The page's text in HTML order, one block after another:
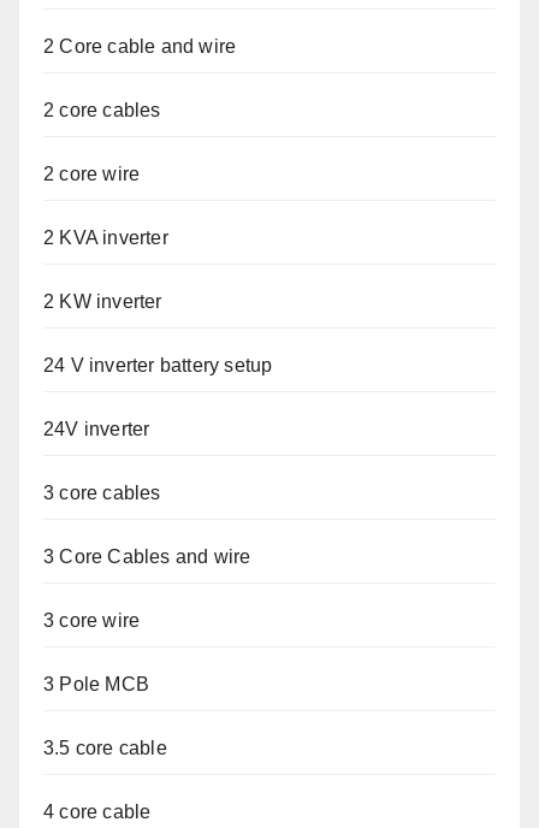
2 Core cable and wire
2 core cables
2 core wire
2 KVA inverter
2 KW inverter
24 V inverter battery setup
24V inverter
3 core cables
3 Core Cables and wire
3 core wire
3 Pole MCB
3.5 core cable
4 core cable